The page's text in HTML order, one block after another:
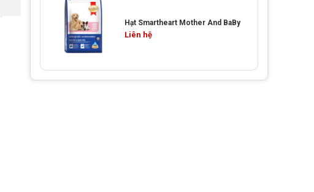
Hạt Smartheart Mother And BaBy
Liên hệ